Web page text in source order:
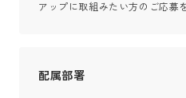
アップに取組みたい方のご応募
配属部署